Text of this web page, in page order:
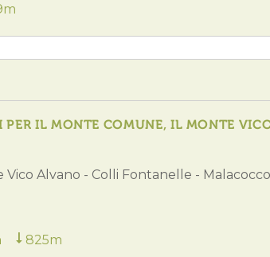
PER IL MONTE COMUNE, IL MONTE
Alvano - Colli Fontanelle -
825m